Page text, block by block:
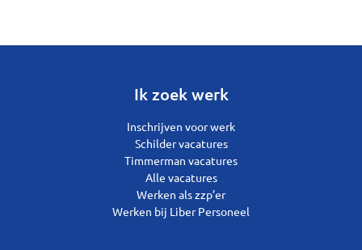
Ik zoek werk
Inschrijven voor werk
Schilder vacatures
Timmerman vacatures
Alle vacatures
Werken als zzp’er
Werken bij Liber Personeel